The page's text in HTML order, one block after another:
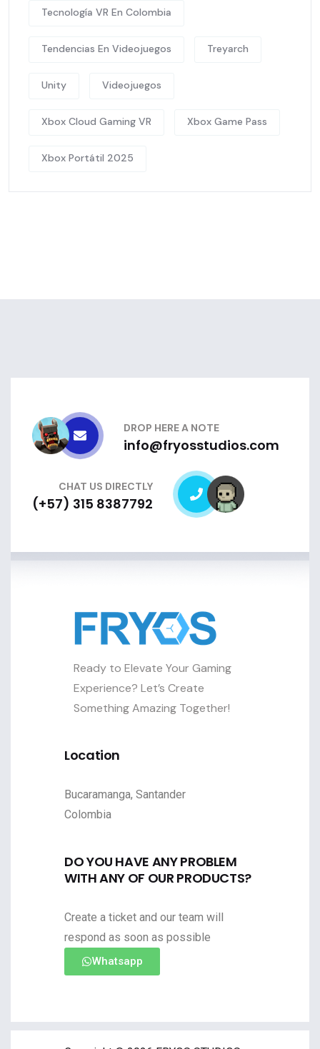
Tecnología VR En Colombia
Tendencias En Videojuegos Treyarch
Unity Videojuegos
Xbox Cloud Gaming VR Xbox Game Pass
Xbox Portátil 2025
DROP HERE A NOTE
info@fryosstudios.com
CHAT US DIRECTLY
(+57) 315 8387792
Ready to Elevate Your Gaming
Experience? Let’s Create
Something Amazing Together!
Location
Bucaramanga, Santander
Colombia
DO YOU HAVE ANY PROBLEM
WITH ANY OF OUR PRODUCTS?
Create a ticket and our team will
respond as soon as possible
Whatsapp